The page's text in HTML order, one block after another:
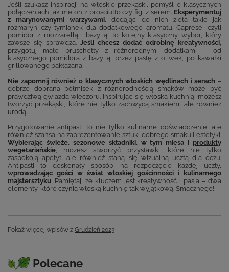
Jeśli szukasz inspiracji na włoskie przekąski, pomyśl o klasycznych
połączeniach jak melon z prosciutto czy figi z serem. Eksperymentuj
z marynowanymi warzywami, dodając do nich zioła takie jak
rozmaryn czy tymianek dla dodatkowego aromatu. Caprese, czyli
pomidor z mozzarellą i bazylią, to kolejny klasyczny wybór, który
zawsze się sprawdza. Jeśli chcesz dodać odrobinę kreatywności,
przygotuj małe bruschetty z różnorodnymi dodatkami – od
klasycznego pomidora z bazylią, przez pastę z oliwek, po kawałki
grillowanego bakłażana.
Nie zapomnij również o klasycznych włoskich wędlinach i serach –
dobrze dobrana półmisek z różnorodnością smaków może być
prawdziwą gwiazdą wieczoru. Inspirując się włoską kuchnią, możesz
tworzyć przekąski, które nie tylko zachwycą smakiem, ale również
urodą.
Przygotowanie antipasti to nie tylko kulinarne doświadczenie, ale
również szansa na zaprezentowanie sztuki dobrego smaku i estetyki.
Wybierając świeże, sezonowe składniki, w tym mięsa i produkty
wegetariańskie, możesz stworzyć przystawki, które nie tylko
zaspokoją apetyt, ale również staną się wizualną ucztą dla oczu.
Antipasti to doskonały sposób na rozpoczęcie każdej uczty,
wprowadzając gości w świat włoskiej gościnności i kulinarnego
majstersztyku. Pamiętaj, że kluczem jest kreatywność i pasja – dwa
elementy, które czynią włoską kuchnię tak wyjątkową. Smacznego!
Pokaż więcej wpisów z Grudzień 2023
Polecane